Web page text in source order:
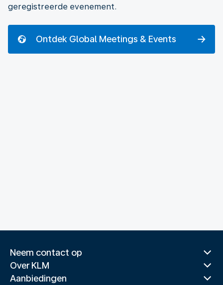
geregistreerde evenement.
Ontdek Global Meetings & Events
Neem contact op
Over KLM
Aanbiedingen